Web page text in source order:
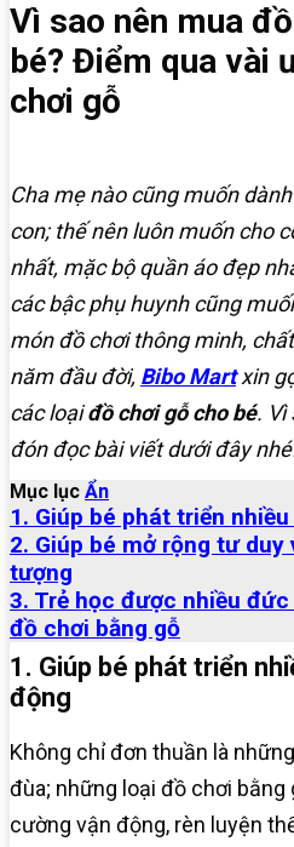
Vì sao nên mua
bé? Điểm qua vài
chơi gỗ
Cha mẹ nào cũng muốn
con; thế nên luôn muốn cho
nhất, mặc bộ quần áo đẹp
các bậc phụ huynh cũng
món đồ chơi thông minh,
năm đầu đời, Bibo Martxin
các loạiđồ chơi gỗ cho bé. Vì
đón đọc bài viết dưới đây
Mục lục Ẩn
1. Giúp bé phát triển
2. Giúp bé mở rộng tư
tượng
3. Trẻ học được nhiều
đồ chơi bằng gỗ
1. Giúp bé phát triển
động
Không chỉ đơn thuần là
đùa; những loại đồ chơi bằng
cường vận động, rèn luyện